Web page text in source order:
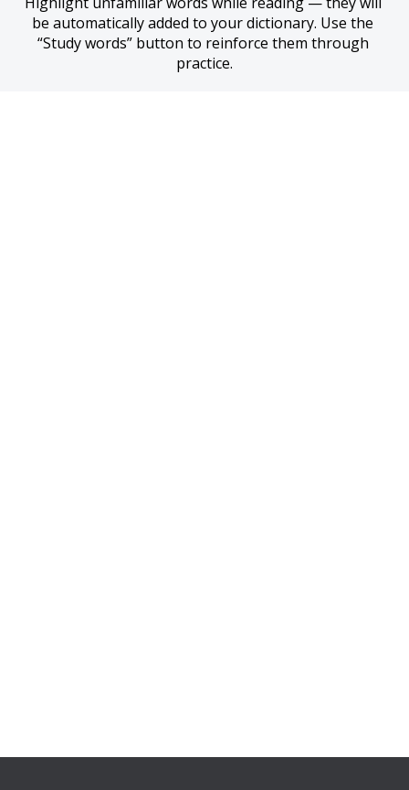
be automatically added to your dictionary. Use the
“Study words” button to reinforce them through
practice.